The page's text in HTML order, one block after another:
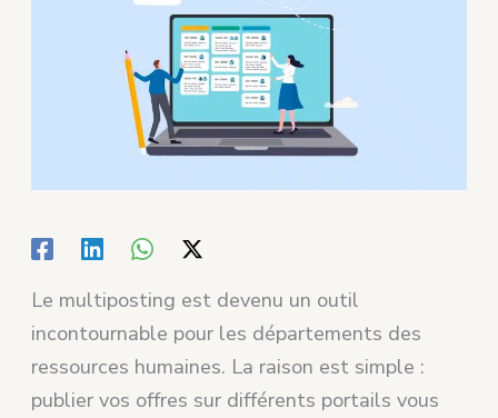
Le multiposting est devenu un outil
incontournable pour les départements des
ressources humaines. La raison est simple :
publier vos offres sur différents portails vous